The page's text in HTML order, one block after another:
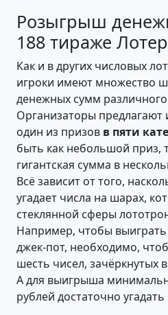
Розыгрыш
188 тираже
Как и в других числовых
игроки имеют множество
денежных сумм
Организаторы предлагают
один из призов в пяти
быть как небольшой приз,
гигантская сумма в
Всё зависит от того,
угадает числа на шарах,
стеклянной сферы
Например, чтобы
джек-пот, необходимо,
шесть чисел, зачёркнутых
А для выигрыша
рублей достаточно угадать